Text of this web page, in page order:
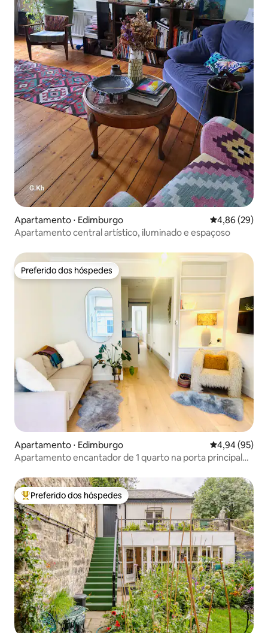
Apartamento ⋅ Edimburgo 4,86 de uma
4,86 (29)
Apartamento central artístico, iluminado e espaçoso
Preferido dos hóspedes
Preferido dos hóspedes
Apartamento ⋅ Edimburgo 4,94 de uma
4,94 (95)
Apartamento encantador de 1 quarto na porta principal
Entre os melhores preferidos dos hóspedes
Preferido dos hóspedes